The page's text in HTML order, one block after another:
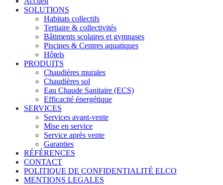
SOLUTIONS
Habitats collectifs
Tertiaire & collectivités
Bâtiments scolaires et gymnases
Piscines & Centres aquatiques
Hôtels
PRODUITS
Chaudières murales
Chaudières sol
Eau Chaude Sanitaire (ECS)
Efficacité énergétique
SERVICES
Services avant-vente
Mise en service
Service après vente
Garanties
RÉFÉRENCES
CONTACT
POLITIQUE DE CONFIDENTIALITÉ ELCO
MENTIONS LEGALES